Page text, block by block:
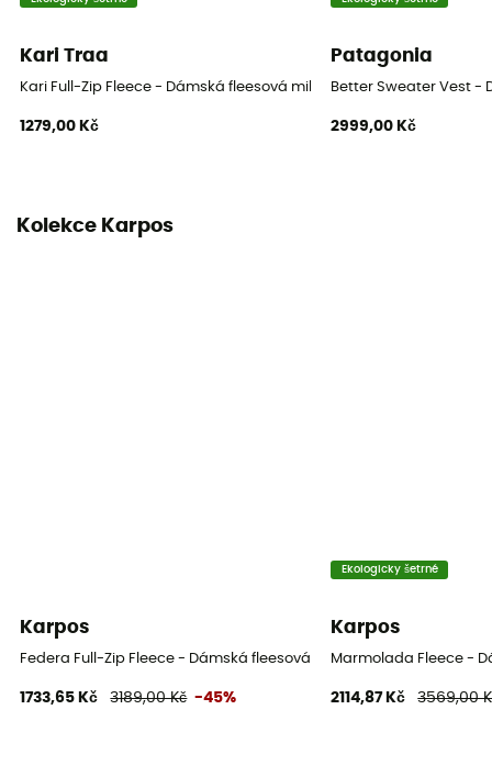
Kari Traa
Kari Full-Zip Fleece - Dámská fleesová mikina
1279,00 Kč
Patagonia
Better Sweater Vest -
2999,00 Kč
Kolekce Karpos
Karpos
Federa Full-Zip Fleece - Dámská fleesová mikina
1733,65 Kč 3189,00 Kč -45%
Ekologicky šetrné
Karpos
Marmolada Fleece -
2114,87 Kč 3569,00